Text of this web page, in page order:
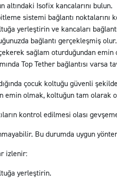
altındaki Isofix kancalarını bulun.
sistemi bağlantı noktalarını
yerleştirin ve kancaları
bağlantı gerçekleşmiş olur.
sağlam oturduğundan emin
Top Tether bağlantısı varsa
çocuk koltuğu güvenli
emin olmak, koltuğun tam olarak
kontrol edilmesi olası
Bu durumda uygun
izlenir:
yerleştirin.